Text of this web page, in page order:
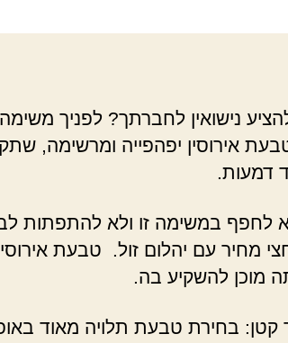
להציע נישואין לחברתך? לפניך
אירוסין יפהפייה ומרשימה,
דמעות.
לחפף במשימה זו ולא להתפתות
מחיר עם יהלום זול. טבעת
מוכן להשקיע בה.
קטן: בחירת טבעת תלויה מאוד